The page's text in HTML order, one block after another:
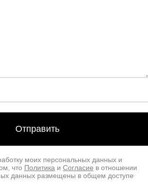
моих персональных данных и
что Политика и Согласие в отношении
данных размещены в общем доступе